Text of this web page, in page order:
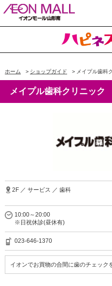
ホーム > ショップガイド > メイプル歯科
メイプル歯科クリニック
2F ／ サービス ／ 歯科
10:00～20:00
※日祝休診(昼休有)
023-646-1370
イオンでお買物の合間に歯のチェック